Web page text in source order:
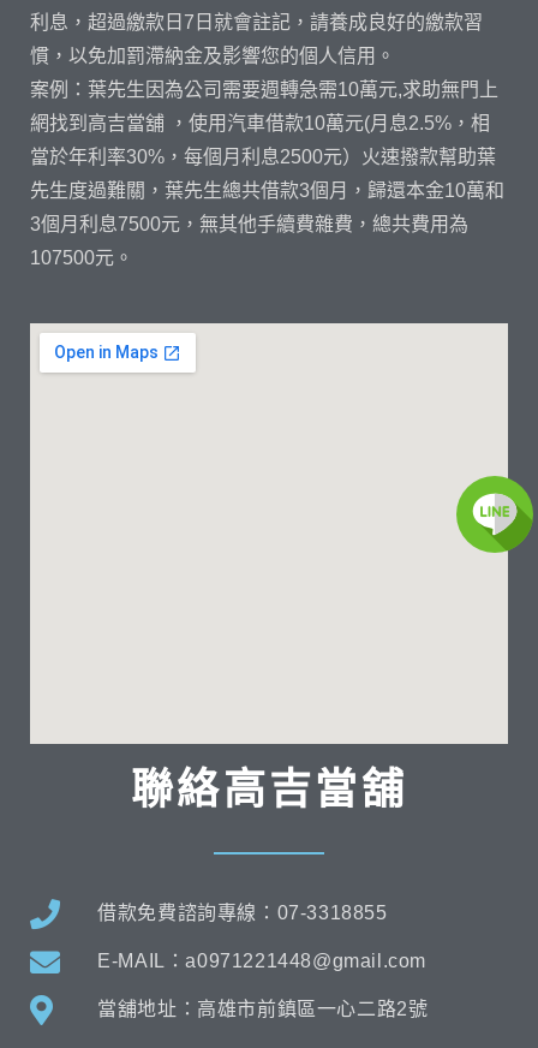
利息，超過繳款日7日就會註記，請養成良好的繳款習
慣，以免加罰滯納金及影響您的個人信用。
案例：葉先生因為公司需要週轉急需10萬元,求助無門上
網找到高吉當舖 ，使用汽車借款10萬元(月息2.5%，相
當於年利率30%，每個月利息2500元）火速撥款幫助葉
先生度過難關，葉先生總共借款3個月，歸還本金10萬和
3個月利息7500元，無其他手續費雜費，總共費用為
107500元。
聯絡高吉當舖
借款免費諮詢專線：07-3318855
E-MAIL：a0971221448@gmail.com
當舖地址：高雄市前鎮區一心二路2號